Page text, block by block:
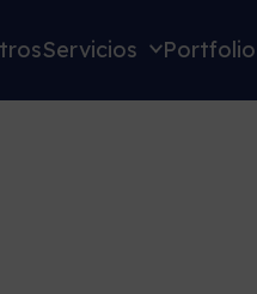
Servicios Portfolio